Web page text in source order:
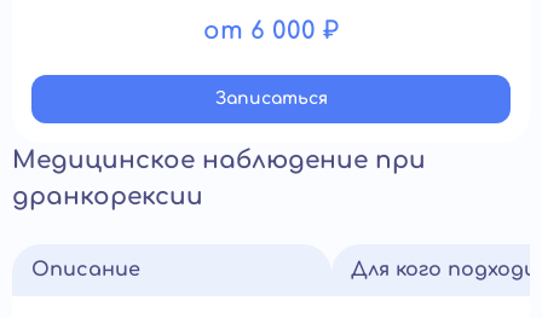
от 6 000 ₽
Записатьcя
Медицинское наблюдение при
дранкорексии
Описание Для кого